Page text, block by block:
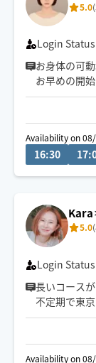
能で
5.0
Login
お身体の可
お早めの開
ジ頂ければ
中央区から
※駅から徒歩
早朝のご予
も頂けると
Availability on
16:30
Kara
5.0
Login
長いコース
不定期で東
タイ古式ベ
人に合わせ
Availability on